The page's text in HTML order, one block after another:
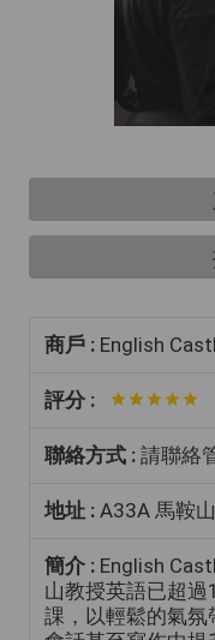
商戶 : English
評分 :
聯絡方式 : 請聯絡
地址 : A33A 馬鞍
簡介 : English
山教授英語已超
課，以輕鬆的氣